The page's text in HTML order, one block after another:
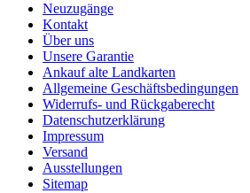
Neuzugänge
Kontakt
Über uns
Unsere Garantie
Ankauf alte Landkarten
Allgemeine Geschäftsbedingungen
Widerrufs- und Rückgaberecht
Datenschutzerklärung
Impressum
Versand
Ausstellungen
Sitemap